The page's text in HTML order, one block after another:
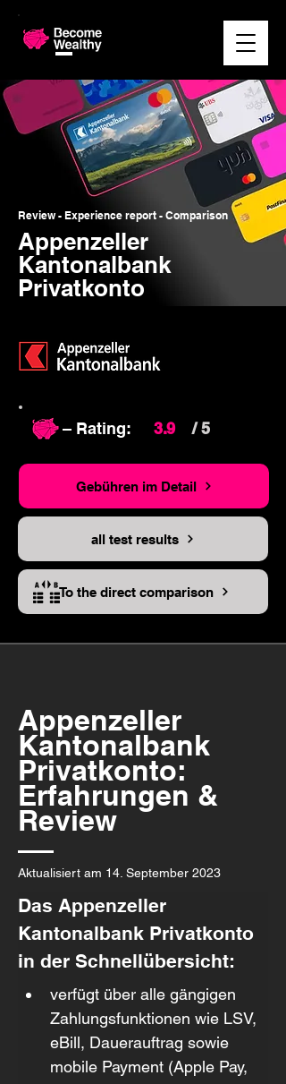
Review - Experience report - Comparison
Appenzeller
Kantonalbank
Privatkonto
– Rating: 3.9 / 5
Gebühren im Detail
all test results
To the direct comparison
Appenzeller
Kantonalbank
Privatkonto:
Erfahrungen &
Review
Aktualisiert am 14. September 2023
Das Appenzeller
Kantonalbank Privatkonto
in der Schnellübersicht:
verfügt über alle gängigen
Zahlungsfunktionen wie LSV,
eBill, Dauerauftrag sowie
mobile Payment (Apple Pay,